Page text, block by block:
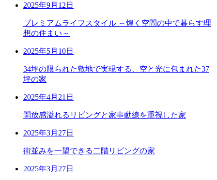
2025年9月12日
プレミアムライフスタイル ～煌く空間の中で暮らす理
想の住まい～
2025年5月10日
34坪の限られた敷地で実現する、空と光に包まれた37
坪の家
2025年4月21日
開放感溢れるリビングと家事動線を重視した家
2025年3月27日
街並みを一望できる二階リビングの家
2025年3月27日